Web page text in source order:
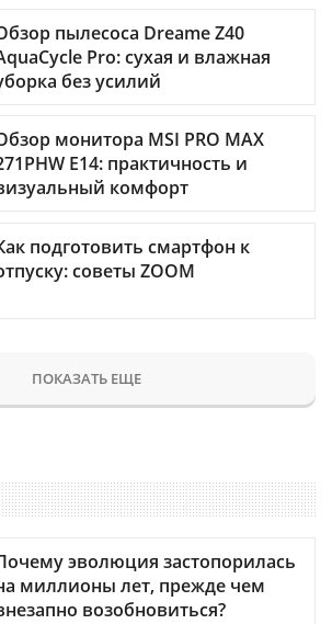
пылесоса Dreame Z40
Pro: сухая и влажная
без усилий
монитора MSI PRO MAX
E14: практичность и
комфорт
подготовить смартфон к
советы ZOOM
ПОКАЗАТЬ ЕЩЕ
эволюция застопорилась
миллионы лет, прежде чем
возобновиться?